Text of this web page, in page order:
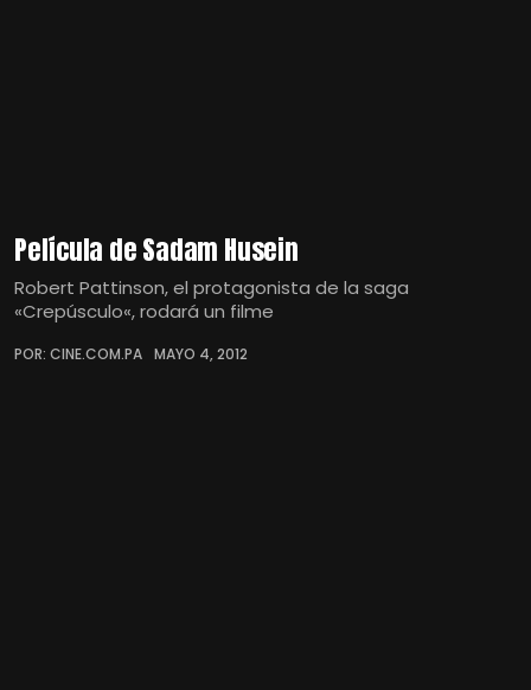
Película de Sadam Husein
Robert Pattinson, el protagonista de la saga
«Crepúsculo«, rodará un filme
POR: CINE.COM.PA MAYO 4, 2012